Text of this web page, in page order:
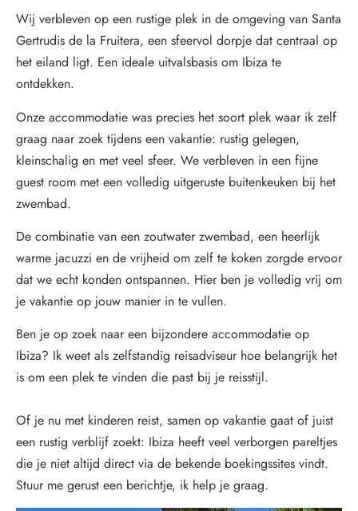
Wij verbleven op een rustige plek in de omgeving van Santa
Gertrudis de la Fruitera, een sfeervol dorpje dat centraal op
het eiland ligt. Een ideale uitvalsbasis om Ibiza te
ontdekken.
Onze accommodatie was precies het soort plek waar ik zelf
graag naar zoek tijdens een vakantie: rustig gelegen,
kleinschalig en met veel sfeer. We verbleven in een fijne
guest room met een volledig uitgeruste buitenkeuken bij het
zwembad.
De combinatie van een zoutwater zwembad, een heerlijk
warme jacuzzi en de vrijheid om zelf te koken zorgde ervoor
dat we echt konden ontspannen. Hier ben je volledig vrij om
je vakantie op jouw manier in te vullen.
Ben je op zoek naar een bijzondere accommodatie op
Ibiza? Ik weet als zelfstandig reisadviseur hoe belangrijk het
is om een plek te vinden die past bij je reisstijl.
Of je nu met kinderen reist, samen op vakantie gaat of juist
een rustig verblijf zoekt: Ibiza heeft veel verborgen pareltjes
die je niet altijd direct via de bekende boekingssites vindt.
Stuur me gerust een berichtje, ik help je graag.